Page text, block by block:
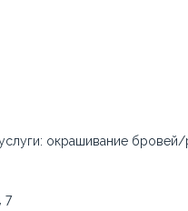
окрашивание
7